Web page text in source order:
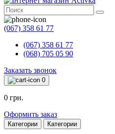
(067) 358 61 77
(067) 358 61 77
(068) 705 05 90
Заказать звонок
0
0 грн.
Оформить заказ
Категории Категории